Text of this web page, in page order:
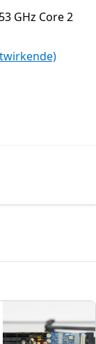
GHz Core 2